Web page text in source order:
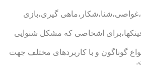
گیری،بازی
اشخاصی که مشکل شنوایی
گوناگون و با کاربردهای مختلف جهت